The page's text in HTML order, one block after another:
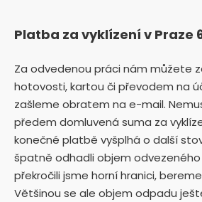
Platba za vyklízení v Praze
Za odvedenou práci nám můžete
hotovosti, kartou či převodem na
zašleme obratem na e-mail.
předem domluvená suma za
konečné platbě vyšplhá o další
špatně odhadli objem
překročili jsme horní hranici,
Většinou se ale objem odpadu